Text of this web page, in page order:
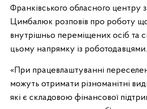
Франківського обласного центру
Цимбалюк розповів про роботу
внутрішньо переміщених осіб та
цьому напрямку із роботодавцями.
«При працевлаштуванні
можуть отримати різноманітні
які є складовою фінансової